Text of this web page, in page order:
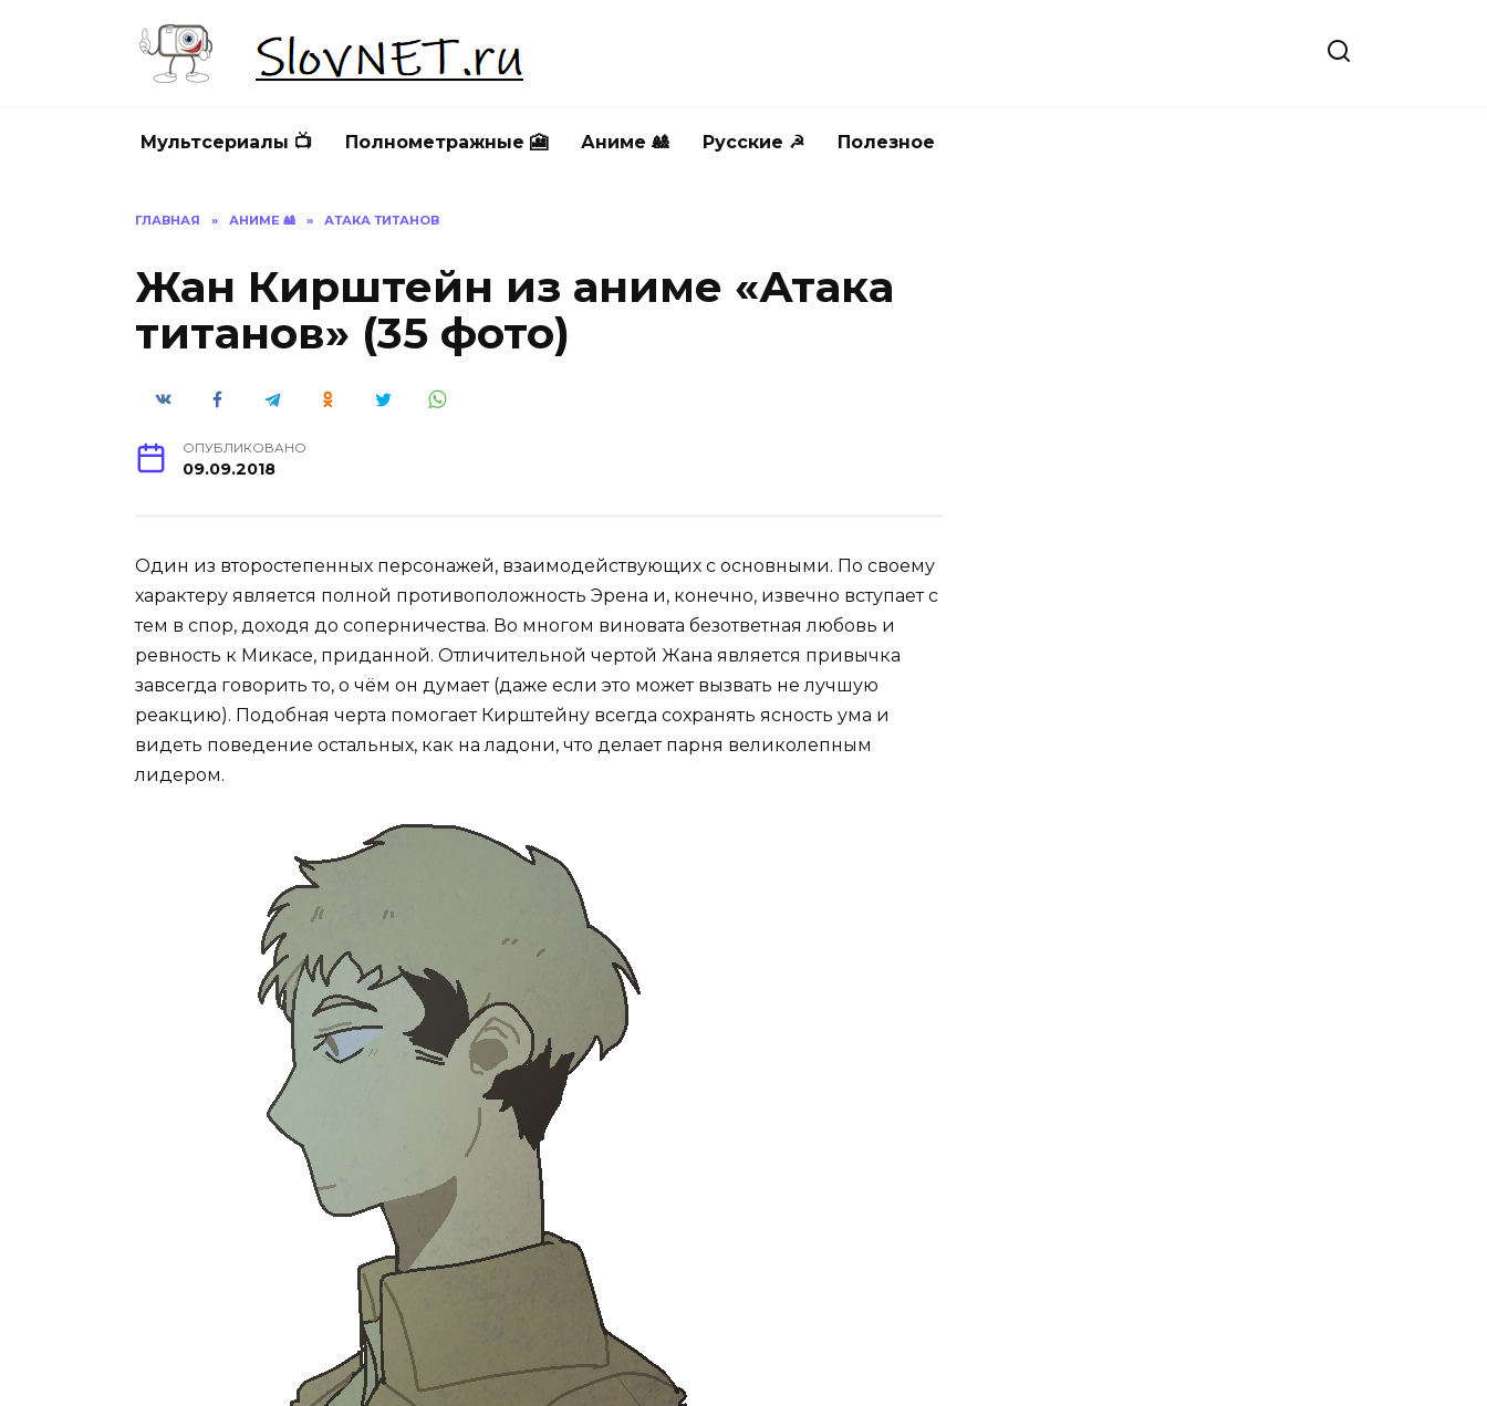
Мультсериалы 📺 Полнометражные 🎦 Аниме 🎎 Русские ☭ Полезное
ГЛАВНАЯ » АНИМЕ 🎎 » АТАКА ТИТАНОВ
Жан Кирштейн из аниме «Атака
титанов» (35 фото)
ОПУБЛИКОВАНО
09.09.2018
Один из второстепенных персонажей, взаимодействующих с основными. По своему
характеру является полной противоположность Эрена и, конечно, извечно вступает с
тем в спор, доходя до соперничества. Во многом виновата безответная любовь и
ревность к Микасе, приданной. Отличительной чертой Жана является привычка
завсегда говорить то, о чём он думает (даже если это может вызвать не лучшую
реакцию). Подобная черта помогает Кирштейну всегда сохранять ясность ума и
видеть поведение остальных, как на ладони, что делает парня великолепным
лидером.